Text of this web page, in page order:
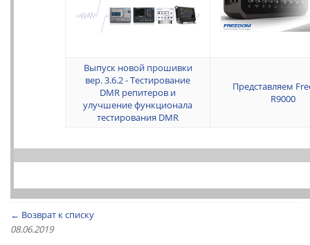
Выпуск новой прошивки
вер. 3.6.2 - Тестирование
DMR репитеров и
улучшение функционала
тестирования DMR
Представляем
R9000
← Возврат к списку
08.06.2019